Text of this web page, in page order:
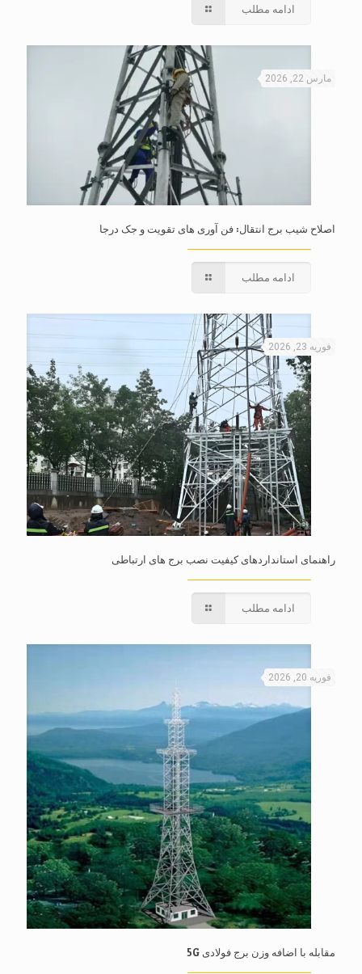
ادامه مطلب
مارس 22, 2026
اصلاح شیب برج انتقال: فن آوری های تقویت و جک درجا
ادامه مطلب
فوریه 23, 2026
راهنمای استانداردهای کیفیت نصب برج های ارتباطی
ادامه مطلب
فوریه 20, 2026
مقابله با اضافه وزن برج فولادی 5G